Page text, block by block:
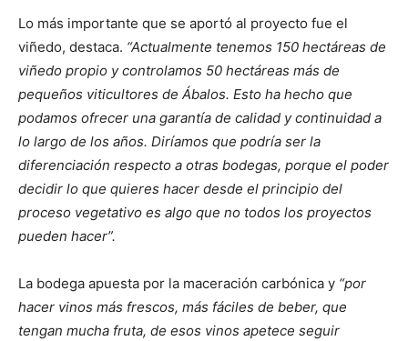
Lo más importante que se aportó al proyecto fue el
viñedo, destaca. “Actualmente tenemos 150 hectáreas de
viñedo propio y controlamos 50 hectáreas más de
pequeños viticultores de Ábalos. Esto ha hecho que
podamos ofrecer una garantía de calidad y continuidad a
lo largo de los años. Diríamos que podría ser la
diferenciación respecto a otras bodegas, porque el poder
decidir lo que quieres hacer desde el principio del
proceso vegetativo es algo que no todos los proyectos
pueden hacer”.
La bodega apuesta por la maceración carbónica y “por
hacer vinos más frescos, más fáciles de beber, que
tengan mucha fruta, de esos vinos apetece seguir